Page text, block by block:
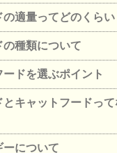
の適量ってどのくらい
の種類について
ドを選ぶポイント
とキャットフードっ
ーについて